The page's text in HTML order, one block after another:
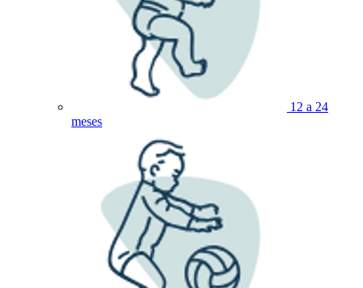
12 a 24
meses